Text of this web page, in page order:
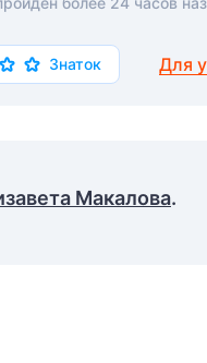
Знаток Для
Макалова.